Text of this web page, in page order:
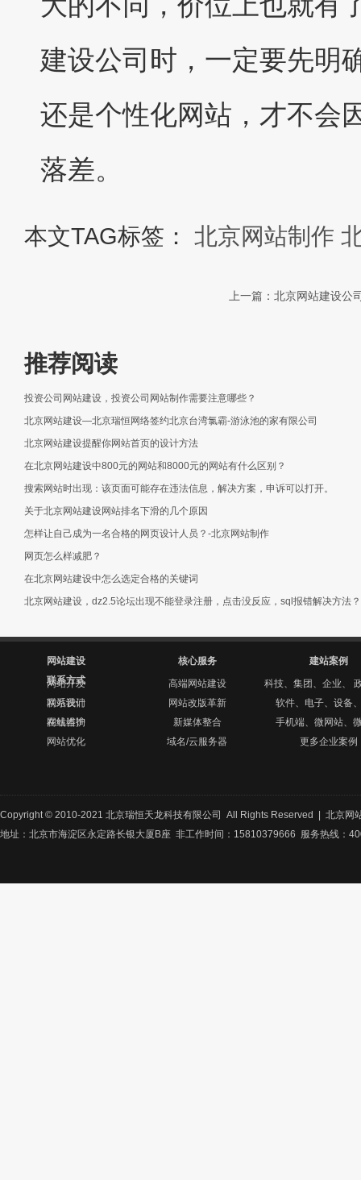
建设公司时，一定要先明
还是个性化网站，才不会
落差。
本文TAG标签： 北京网站制作
上一篇：北京网站建设公
推荐阅读
投资公司网站建设，投资公司网站制作需要注意哪些？
北京网站建设—北京瑞恒网络签约北京台湾氯霸-游泳池的家有限公司
北京网站建设提醒你网站首页的设计方法
在北京网站建设中800元的网站和8000元的网站有什么区别？
搜索网站时出现：该页面可能存在违法信息，解决方案，申诉可以打开。
关于北京网站建设网站排名下滑的几个原因
怎样让自己成为一名合格的网页设计人员？-北京网站制作
网页怎么样减肥？
在北京网站建设中怎么选定合格的关键词
北京网站建设，dz2.5论坛出现不能登录注册，点击没反应，sql报错解决方法？
网站建设
网站开发
网站设计
网站维护
网站优化
核心服务
高端网站建设
网站改版革新
新媒体整合
域名/云服务器
建站案例
科技、集团、企业、
软件、电子、设备
手机端、微网站、
更多企业案例
联系方式
联系我们
在线咨询
Copyright © 2010-2021 北京瑞恒天龙科技有限公司 All Rights Reserved | 北京网
地址：北京市海淀区永定路长银大厦B座 非工作时间：15810379666 服务热线：